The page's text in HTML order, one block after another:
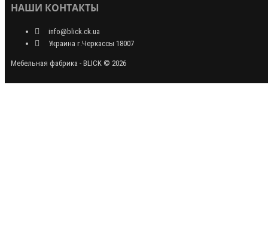
НАШИ КОНТАКТЫ
info@blick.ck.ua
Украина г.Черкассы 18007
Мебельная фабрика - BLICK © 2026